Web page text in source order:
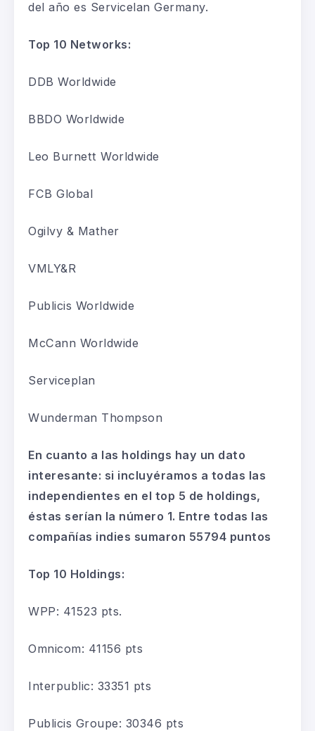
del año es Servicelan Germany.
Top 10 Networks:
DDB Worldwide
BBDO Worldwide
Leo Burnett Worldwide
FCB Global
Ogilvy & Mather
VMLY&R
Publicis Worldwide
McCann Worldwide
Serviceplan
Wunderman Thompson
En cuanto a las holdings hay un dato
interesante: si incluyéramos a todas las
independientes en el top 5 de holdings,
éstas serían la número 1. Entre todas las
compañías indies sumaron 55794 puntos
Top 10 Holdings:
WPP: 41523 pts.
Omnicom: 41156 pts
Interpublic: 33351 pts
Publicis Groupe: 30346 pts